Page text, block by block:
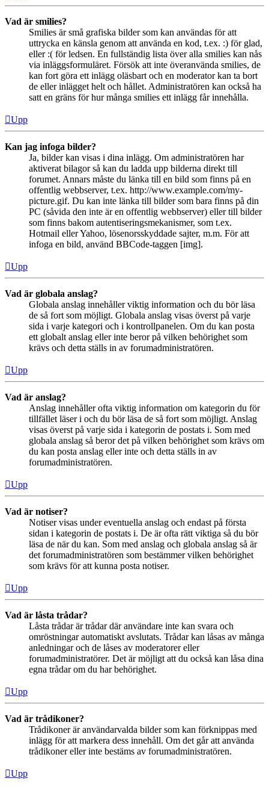
Vad är smilies?
Smilies är små grafiska bilder som kan användas för att
uttrycka en känsla genom att använda en kod, t.ex. :) för glad,
eller :( för ledsen. En fullständig lista över alla smilies kan nås
via inläggsformuläret. Försök att inte överanvända smilies, de
kan fort göra ett inlägg oläsbart och en moderator kan ta bort
de eller inlägget helt och hållet. Administratören kan också ha
satt en gräns för hur många smilies ett inlägg får innehålla.
Upp
Kan jag infoga bilder?
Ja, bilder kan visas i dina inlägg. Om administratören har
aktiverat bilagor så kan du ladda upp bilderna direkt till
forumet. Annars måste du länka till en bild som finns på en
offentlig webbserver, t.ex. http://www.example.com/my-
picture.gif. Du kan inte länka till bilder som bara finns på din
PC (såvida den inte är en offentlig webbserver) eller till bilder
som finns bakom autentiseringsmekanismer, som t.ex.
Hotmail eller Yahoo, lösenorsskyddade sajter, m.m. För att
infoga en bild, använd BBCode-taggen [img].
Upp
Vad är globala anslag?
Globala anslag innehåller viktig information och du bör läsa
de så fort som möjligt. Globala anslag visas överst på varje
sida i varje kategori och i kontrollpanelen. Om du kan posta
ett globalt anslag eller inte beror på vilken behörighet som
krävs och detta ställs in av forumadministratören.
Upp
Vad är anslag?
Anslag innehåller ofta viktig information om kategorin du för
tillfället läser i och du bör läsa de så fort som möjligt. Anslag
visas överst på varje sida i kategorin de postats i. Som med
globala anslag så beror det på vilken behörighet som krävs om
du kan posta anslag eller inte och detta ställs in av
forumadministratören.
Upp
Vad är notiser?
Notiser visas under eventuella anslag och endast på första
sidan i kategorin de postats i. De är ofta rätt viktiga så du bör
läsa de när du kan. Som med anslag och globala anslag så är
det forumadministratören som bestämmer vilken behörighet
som krävs för att kunna posta notiser.
Upp
Vad är låsta trådar?
Låsta trådar är trådar där användare inte kan svara och
omröstningar automatiskt avslutats. Trådar kan låsas av många
anledningar och de låses av moderatorer eller
forumadministratörer. Det är möjligt att du också kan låsa dina
egna trådar om du har behörighet.
Upp
Vad är trådikoner?
Trådikoner är användarvalda bilder som kan förknippas med
inlägg för att markera dess innehåll. Om det går att använda
trådikoner eller inte bestäms av forumadministratören.
Upp